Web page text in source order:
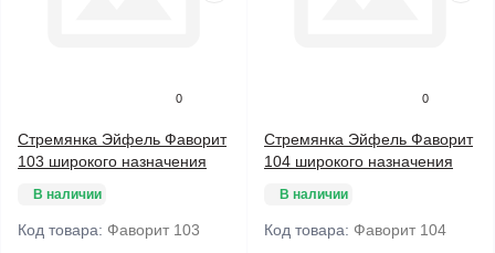
0
Стремянка Эйфель Фаворит
103 широкого назначения
В наличии
Код товара: Фаворит 103
0
Стремянка Эйфель Фаворит
104 широкого назначения
В наличии
Код товара: Фаворит 104